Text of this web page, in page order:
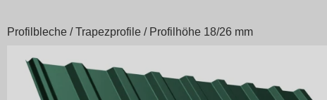
Profilbleche /Trapezprofile / Profilhöhe 18/26 mm